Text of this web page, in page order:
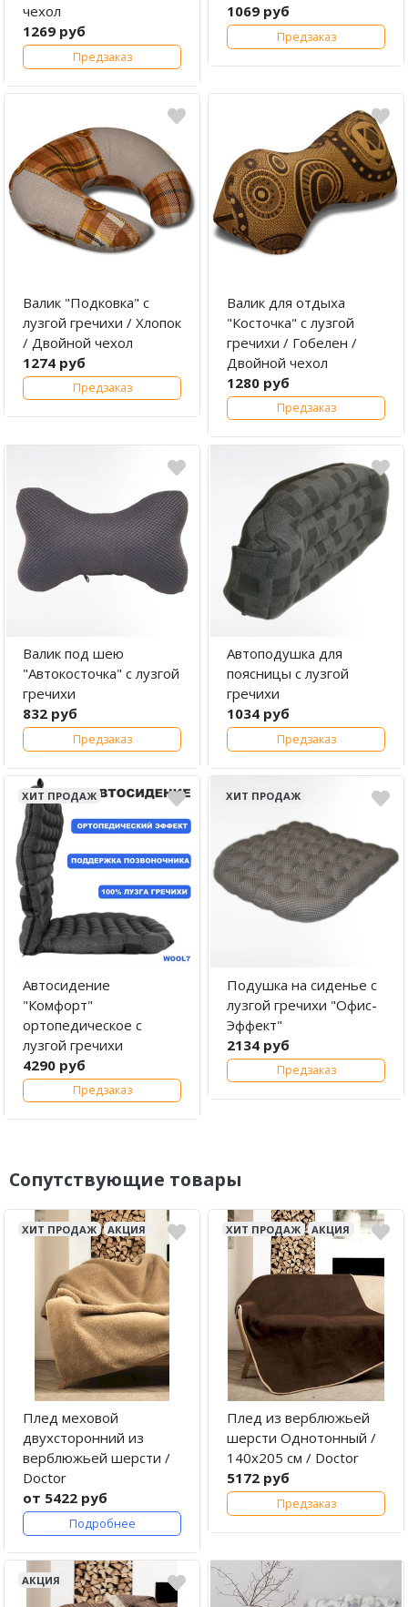
чехол
1269 руб
Предзаказ
1069 руб
Предзаказ
Валик "Подковка" с
лузгой гречихи / Хлопок
/ Двойной чехол
1274 руб
Предзаказ
Валик для отдыха
"Косточка" с лузгой
гречихи / Гобелен /
Двойной чехол
1280 руб
Предзаказ
Валик под шею
"Автокосточка" с лузгой
гречихи
832 руб
Предзаказ
Автоподушка для
поясницы с лузгой
гречихи
1034 руб
Предзаказ
ХИТ ПРОДАЖ
Автосидение
"Комфорт"
ортопедическое с
лузгой гречихи
4290 руб
Предзаказ
ХИТ ПРОДАЖ
Подушка на сиденье с
лузгой гречихи "Офис-
Эффект"
2134 руб
Предзаказ
Сопутствующие товары
ХИТ ПРОДАЖ АКЦИЯ
Плед меховой
двухсторонний из
верблюжьей шерсти /
Doctor
от 5422 руб
Подробнее
ХИТ ПРОДАЖ АКЦИЯ
Плед из верблюжьей
шерсти Однотонный /
140х205 см / Doctor
5172 руб
Предзаказ
АКЦИЯ